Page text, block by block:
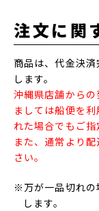
注文に関
商品は、代金決
します。
沖縄県店舗から
ましては船便を
れた場合でもご指
また、通常より
さい。
※万が一品切れの
します。